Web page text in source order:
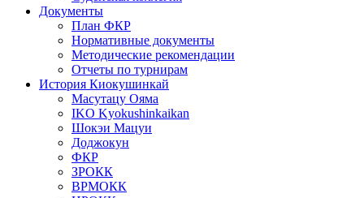
Документы
План ФКР
Нормативные документы
Методические рекомендации
Отчеты по турнирам
История Киокушинкай
Масутацу Ояма
IKO Kyokushinkaikan
Шокэи Мацуи
Доджокун
ФКР
ЗРОКК
ВРМОКК